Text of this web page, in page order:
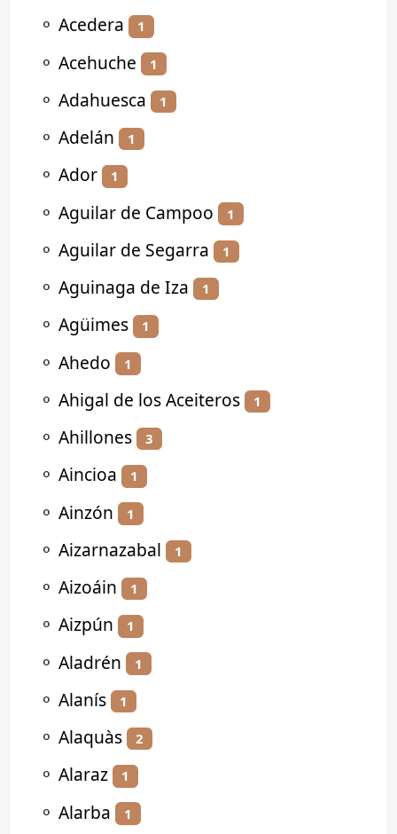
⚬ Acedera 1
⚬ Acehuche 1
⚬ Adahuesca 1
⚬ Adelán 1
⚬ Ador 1
⚬ Aguilar de Campoo 1
⚬ Aguilar de Segarra 1
⚬ Aguinaga de Iza 1
⚬ Agüimes 1
⚬ Ahedo 1
⚬ Ahigal de los Aceiteros 1
⚬ Ahillones 3
⚬ Aincioa 1
⚬ Ainzón 1
⚬ Aizarnazabal 1
⚬ Aizoáin 1
⚬ Aizpún 1
⚬ Aladrén 1
⚬ Alanís 1
⚬ Alaquàs 2
⚬ Alaraz 1
⚬ Alarba 1